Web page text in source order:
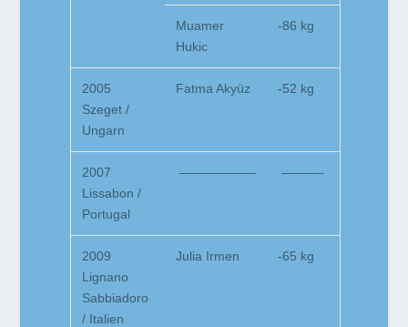
Muamer
Hukic
-86 kg
2005
Szeget /
Ungarn
Fatma Akyüz -52 kg
2007
Lissabon /
Portugal
—————— ———-
2009
Lignano
Sabbiadoro
/ Italien
Julia Irmen -65 kg